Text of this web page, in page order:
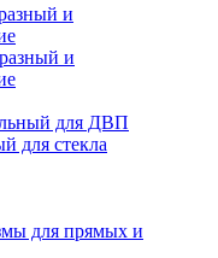
и
и
для ДВП
для стекла
для прямых и